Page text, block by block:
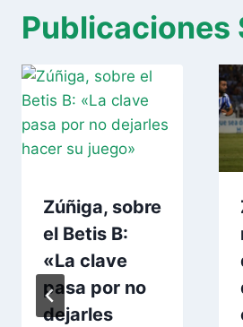
Publicaciones
Zúñiga, sobre
el Betis B:
«La clave
pasa por no
dejarles